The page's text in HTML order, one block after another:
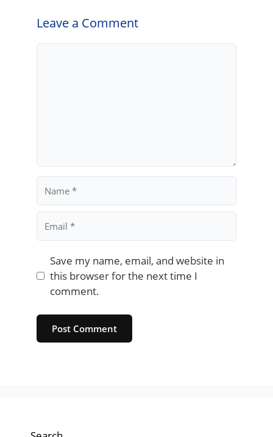
Leave a Comment
Save my name, email, and website in
this browser for the next time I
comment.
Website